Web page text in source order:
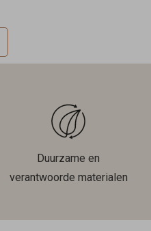
Duurzame en
verantwoorde materialen